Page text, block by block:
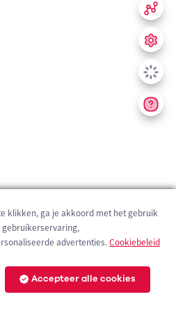
klikken, ga je akkoord met het gebruik
advertenties.Cookiebeleid
Accepteer alle cookies